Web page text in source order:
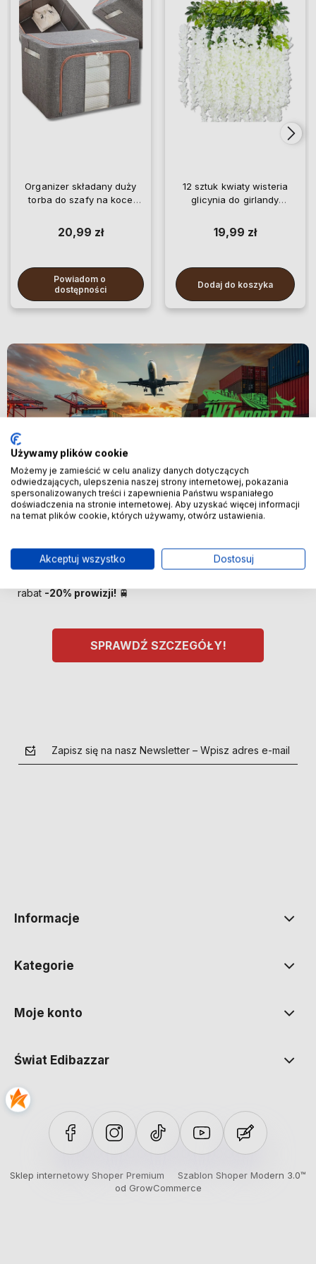
Organizer składany duży
torba do szafy na koce
20,99 zł
Powiadom o
dostępności
12 sztuk kwiaty wisteria
glicynia do girlandy
19,99 zł
Dodaj do koszyka
Nowość
🚢 Bezpośredni import z Chin –
rabat -20% prowizji! 🚆
SPRAWDŹ SZCZEGÓŁY!
Zapisz się na nasz Newsletter – Wpisz adres e-mail
Informacje
Kategorie
Moje konto
Świat Edibazzar
Sklep internetowy Shoper Premium
Szablon Shoper Modern 3.0™
od GrowCommerce
Używamy plików cookie
Możemy je zamieścić w celu analizy danych dotyczących
odwiedzających, ulepszenia naszej strony internetowej, pokazania
spersonalizowanych treści i zapewnienia Państwu wspaniałego
doświadczenia na stronie internetowej. Aby uzyskać więcej informacji
na temat plików cookie, których używamy, otwórz ustawienia.
Akceptuj wszystko Dostosuj